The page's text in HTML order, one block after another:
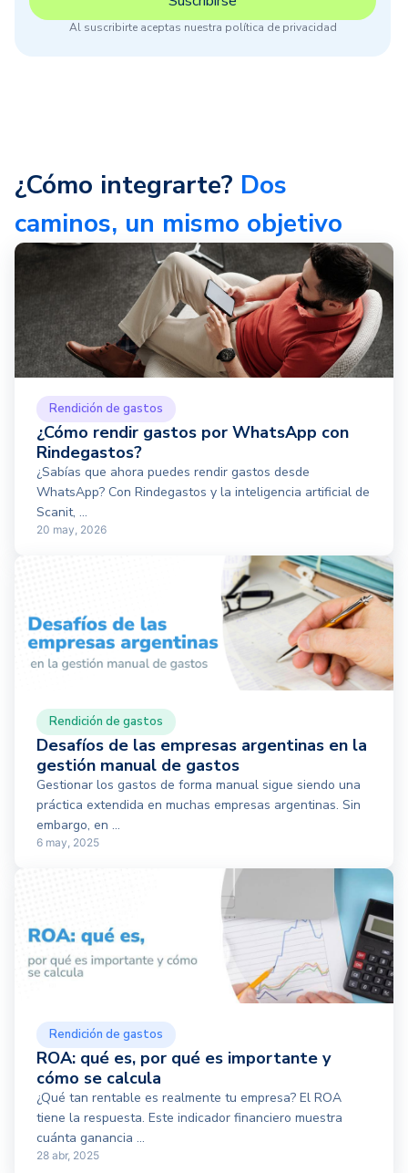
Al suscribirte aceptas nuestra política de privacidad
¿Cómo integrarte? Dos
caminos, un mismo objetivo
Rendición de gastos
¿Cómo rendir gastos por WhatsApp con
Rindegastos?
¿Sabías que ahora puedes rendir gastos desde
WhatsApp? Con Rindegastos y la inteligencia artificial de
Scanit, ...
20 may, 2026
Rendición de gastos
Desafíos de las empresas argentinas en la
gestión manual de gastos
Gestionar los gastos de forma manual sigue siendo una
práctica extendida en muchas empresas argentinas. Sin
embargo, en ...
6 may, 2025
Rendición de gastos
ROA: qué es, por qué es importante y
cómo se calcula
¿Qué tan rentable es realmente tu empresa? El ROA
tiene la respuesta. Este indicador financiero muestra
cuánta ganancia ...
28 abr, 2025